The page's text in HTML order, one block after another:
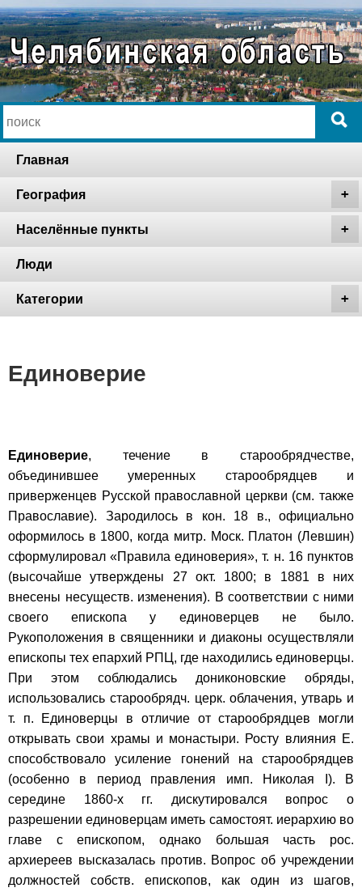
Главная
География
Населённые пункты
Люди
Категории
Единоверие
Единоверие, течение в старообрядчестве,
объединившее умеренных старообрядцев и
приверженцев Русской православной церкви (см. также
Православие). Зародилось в кон. 18 в., официально
оформилось в 1800, когда митр. Моск. Платон (Левшин)
сформулировал «Правила единоверия», т. н. 16 пунктов
(высочайше утверждены 27 окт. 1800; в 1881 в них
внесены несуществ. изменения). В соответствии с ними
своего епископа у единоверцев не было.
Рукоположения в священники и диаконы осуществляли
епископы тех епархий РПЦ, где находились единоверцы.
При этом соблюдались дониконовские обряды,
использовались старообрядч. церк. облачения, утварь и
т. п. Единоверцы в отличие от старообрядцев могли
открывать свои храмы и монастыри. Росту влияния Е.
способствовало усиление гонений на старообрядцев
(особенно в период правления имп. Николая I). В
середине 1860-х гг. дискутировался вопрос о
разрешении единоверцам иметь самостоят. иерархию во
главе с епископом, однако большая часть рос.
архиереев высказалась против. Вопрос об учреждении
должностей собств. епископов, как один из шагов,